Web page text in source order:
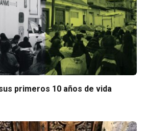
primeros 10 años de vida